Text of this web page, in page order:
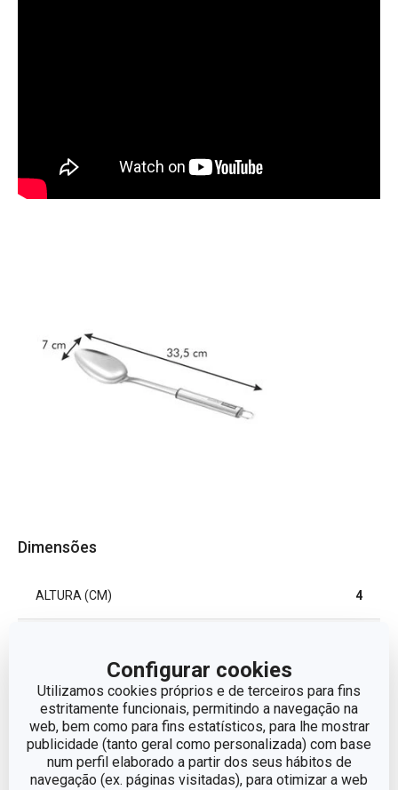
Configurar cookies
Utilizamos cookies próprios e de terceiros para fins
estritamente funcionais, permitindo a navegação na
web, bem como para fins estatísticos, para lhe mostrar
publicidade (tanto geral como personalizada) com base
num perfil elaborado a partir dos seus hábitos de
navegação (ex. páginas visitadas), para otimizar a web
Dimensões
ALTURA (CM) 4
COMPRIMENTO (CM) 33.5
Outros parâmetros